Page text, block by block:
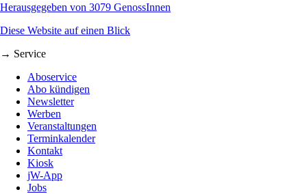
Herausgegeben von 3079 GenossInnen
Diese Website auf einen Blick
→ Service
Aboservice
Abo kündigen
Newsletter
Werben
Veranstaltungen
Terminkalender
Kontakt
Kiosk
jW-App
Jobs